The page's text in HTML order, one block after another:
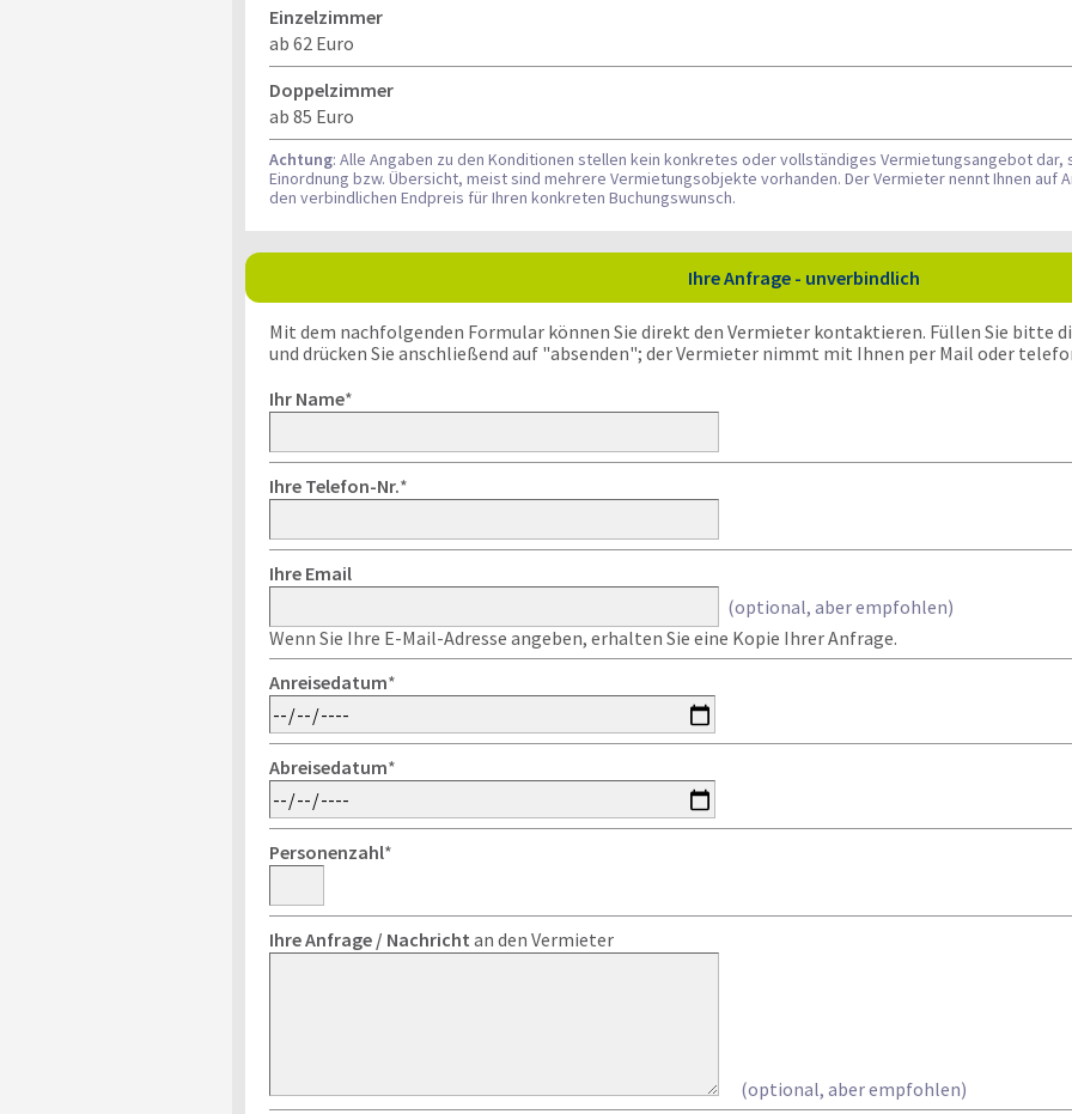
Einzelzimmer
ab 62 Euro
Doppelzimmer
ab 85 Euro
Achtung: Alle Angaben zu den Konditionen stellen kein konkretes oder vollständiges Vermietungsangebot
Einordnung bzw. Übersicht, meist sind mehrere Vermietungsobjekte vorhanden. Der Vermieter nennt Ihnen auf
den verbindlichen Endpreis für Ihren konkreten Buchungswunsch.
Ihre Anfrage - unverbindlich
Mit dem nachfolgenden Formular können Sie direkt den Vermieter kontaktieren. Füllen Sie bitte
und drücken Sie anschließend auf "absenden"; der Vermieter nimmt mit Ihnen per Mail oder
Ihr Name*
Ihre Telefon-Nr.*
Ihre Email
(optional, aber empfohlen)
Wenn Sie Ihre E-Mail-Adresse angeben, erhalten Sie eine Kopie Ihrer Anfrage.
Anreisedatum*
Abreisedatum*
Personenzahl*
Ihre Anfrage / Nachricht an den Vermieter
(optional, aber empfohlen)